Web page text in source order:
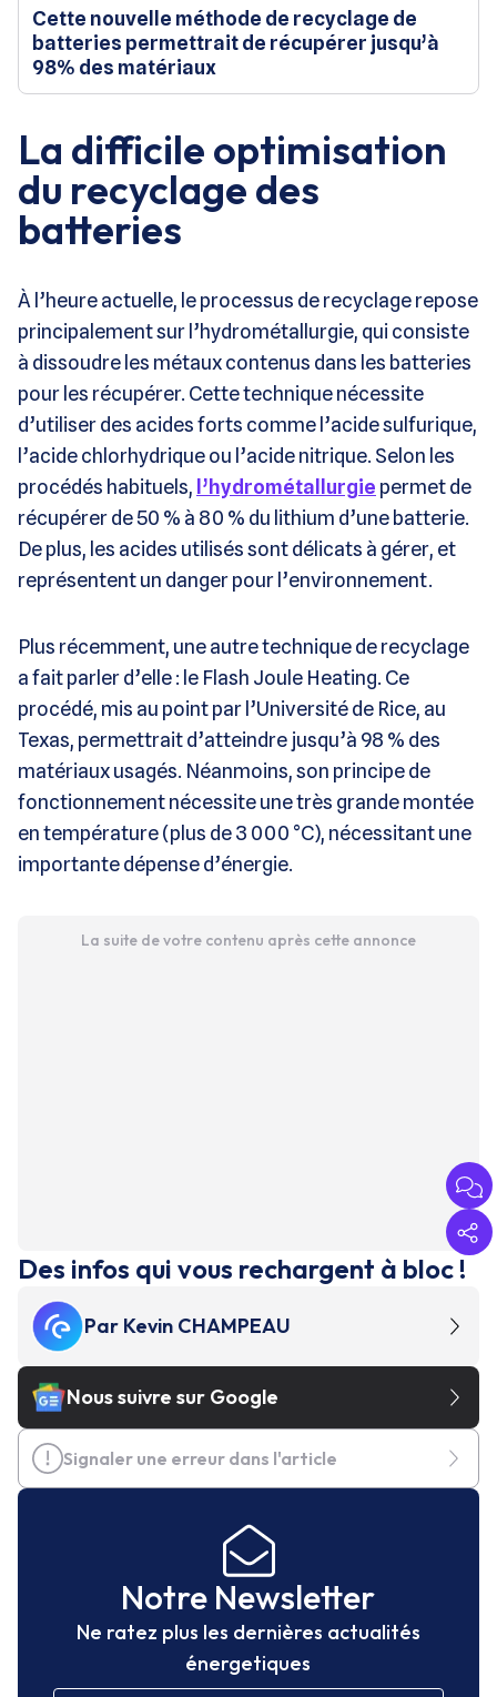
Cette nouvelle méthode de recyclage de
batteries permettrait de récupérer jusqu’à
98% des matériaux
La difficile optimisation
du recyclage des
batteries
À l’heure actuelle, le processus de recyclage repose
principalement sur l’hydrométallurgie, qui consiste
à dissoudre les métaux contenus dans les batteries
pour les récupérer. Cette technique nécessite
d’utiliser des acides forts comme l’acide sulfurique,
l’acide chlorhydrique ou l’acide nitrique. Selon les
procédés habituels, l’hydrométallurgie permet de
récupérer de 50 % à 80 % du lithium d’une batterie.
De plus, les acides utilisés sont délicats à gérer, et
représentent un danger pour l’environnement.
Plus récemment, une autre technique de recyclage
a fait parler d’elle : le Flash Joule Heating. Ce
procédé, mis au point par l’Université de Rice, au
Texas, permettrait d’atteindre jusqu’à 98 % des
matériaux usagés. Néanmoins, son principe de
fonctionnement nécessite une très grande montée
en température (plus de 3 000 °C), nécessitant une
importante dépense d’énergie.
La suite de votre contenu après cette annonce
Des infos qui vous rechargent à bloc !
Par Kevin CHAMPEAU
Nous suivre sur Google
Signaler une erreur dans l'article
Notre Newsletter
Ne ratez plus les dernières actualités
énergetiques